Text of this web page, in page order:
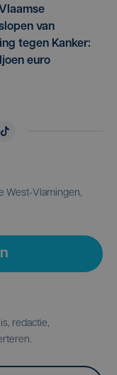
van
tegen Kanker:
euro
West-Vlamingen,
redactie,